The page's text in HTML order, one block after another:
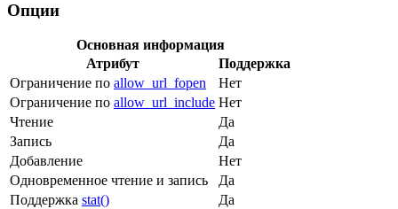
Опции
Основная информация
Атрибут
Поддержка
Ограничение по allow_url_fopen
Нет
Ограничение по allow_url_include Нет
Чтение
Да
Запись
Да
Добавление
Нет
Одновременное чтение и запись
Да
Поддержка stat()
Да